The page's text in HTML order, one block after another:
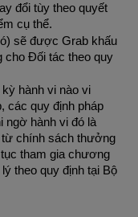
đổi tùy theo quyết
cụ thể.
sẽ được Grab khấu
Đối tác theo quy
hành vi nào vi
các quy định pháp
ngờ hành vi đó là
chính sách thưởng
tham gia chương
theo quy định tại Bộ